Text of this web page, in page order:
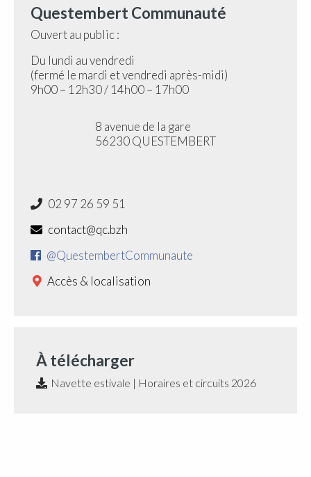
Questembert Communauté
Ouvert au public :
Du lundi au vendredi
(fermé le mardi et vendredi après-midi)
9h00 – 12h30 / 14h00 – 17h00
8 avenue de la gare
56230 QUESTEMBERT
02 97 26 59 51
contact@qc.bzh
@QuestembertCommunaute
Accès & localisation
À télécharger
Navette estivale | Horaires et circuits 2026